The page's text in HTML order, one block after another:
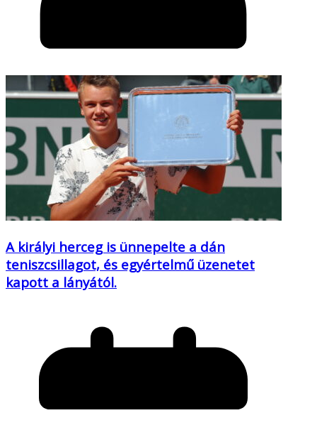
A királyi herceg is ünnepelte a dán
teniszcsillagot, és egyértelmű üzenetet
kapott a lányától.